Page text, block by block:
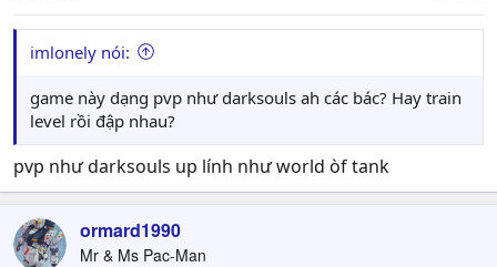
imlonely nói:
game này dạng pvp như darksouls ah các bác? Hay train
level rồi đập nhau?
pvp như darksouls up lính như world òf tank
ormard1990
Mr & Ms Pac-Man